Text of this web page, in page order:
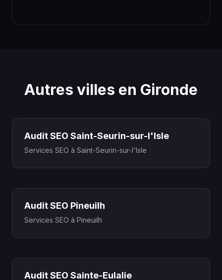
Autres villes en Gironde
Audit SEO Saint-Seurin-sur-l'Isle
Services SEO à Saint-Seurin-sur-l'Isle
Audit SEO Pineuilh
Services SEO à Pineuilh
Audit SEO Sainte-Eulalie